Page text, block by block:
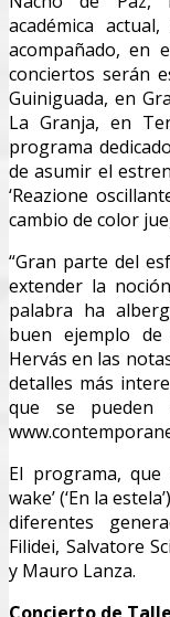
académica
acompañado, en
conciertos serán
Guiniguada, en
La Granja, en
programa
de asumir el
‘Reazione
cambio de color
“Gran parte del
extender la
palabra ha
buen ejemplo
Hervás en las
detalles más
que se pueden
El programa,
wake’ (‘En la
diferentes
Filidei, Salvatore
y Mauro Lanza.